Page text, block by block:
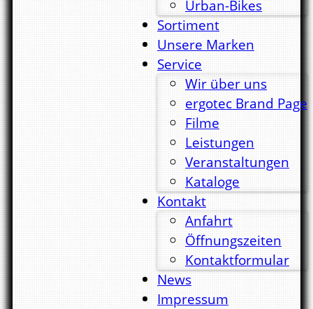
Urban-Bikes
Sortiment
Unsere Marken
Service
Wir über uns
ergotec Brand Page
Filme
Leistungen
Veranstaltungen
Kataloge
Kontakt
Anfahrt
Öffnungszeiten
Kontaktformular
News
Impressum